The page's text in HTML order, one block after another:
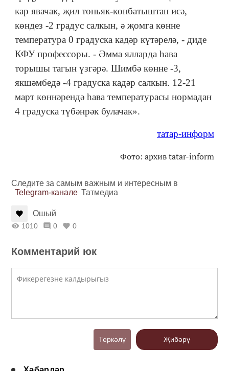
кар явачак, җил төньяк-көнбатыштан исә,
көндез -2 градус салкын, ә җомга көнне
температура 0 градуска кадәр күтәрелә, - диде
КФУ профессоры. - Әмма ялларда һава
торышы тагын үзгәрә. Шимбә көнне -3,
якшәмбедә -4 градуска кадәр салкын. 12-21
март көннәрендә һава температурасы нормадан
4 градуска түбәнрәк булачак».
татар-информ
Фото: архив tatar-inform
Следите за самым важным и интересным в
Telegram-канале Татмедиа
Ошый
1010 0 0
Комментарий юк
Теркәлү Җибәрү